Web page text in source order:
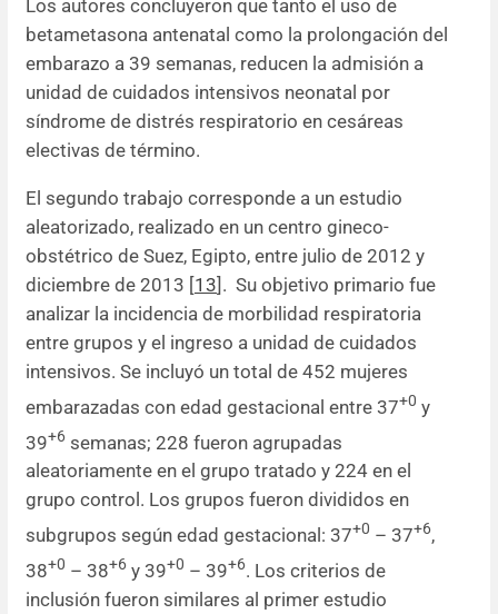
Los autores concluyeron que tanto el uso de
betametasona antenatal como la prolongación del
embarazo a 39 semanas, reducen la admisión a
unidad de cuidados intensivos neonatal por
síndrome de distrés respiratorio en cesáreas
electivas de término.
El segundo trabajo corresponde a un estudio
aleatorizado, realizado en un centro gineco-
obstétrico de Suez, Egipto, entre julio de 2012 y
diciembre de 2013 [13]. Su objetivo primario fue
analizar la incidencia de morbilidad respiratoria
entre grupos y el ingreso a unidad de cuidados
intensivos. Se incluyó un total de 452 mujeres
embarazadas con edad gestacional entre 37+0 y
39+6 semanas; 228 fueron agrupadas
aleatoriamente en el grupo tratado y 224 en el
grupo control. Los grupos fueron divididos en
subgrupos según edad gestacional: 37+0 – 37+6,
38+0 – 38+6 y 39+0 – 39+6. Los criterios de
inclusión fueron similares al primer estudio